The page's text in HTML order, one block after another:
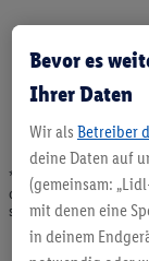
* Angebote solange
ohne Dekoration. Die
sind nicht alle
Bevor es
Ihrer Daten
Wir als Betreiber
deine Daten auf
(gemeinsam:
mit denen eine
in deinem